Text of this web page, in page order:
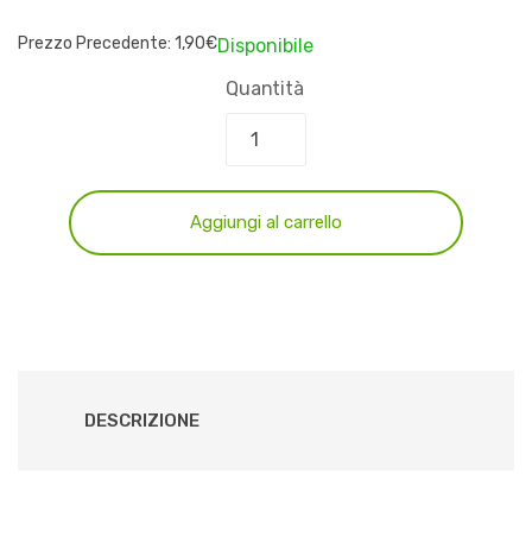
Prezzo Precedente: 1,90€Disponibile
Quantità
Aggiungi al carrello
DESCRIZIONE